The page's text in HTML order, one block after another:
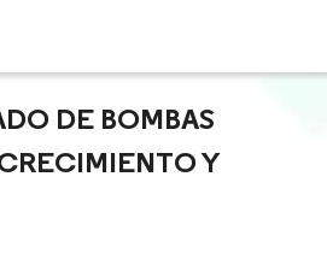
DE BOMBAS
Y